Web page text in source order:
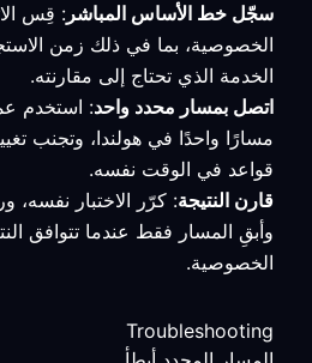
سجّل خط الأساس المباشر : قِس
الخصوصية، بما في ذلك زمن
الخدمة الذي تحتاج إلى مقارنته.
اتصل بمسار محدد واحد: استخدم
مسارًا واحدًا في هولندا، وتجنب
قواعد في الوقت نفسه.
قارن النتيجة: كرّر الاختبار نفسه،
وأبقِ المسار فقط عندما تتوافق
الخصوصية.
Troubleshooting